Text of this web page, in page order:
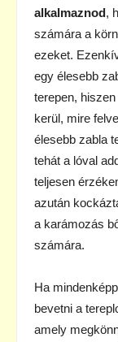
alkalmaznod,
számára a
ezeket.
egy élesebb
terepen,
kerül, mire
élesebb zabla
tehát a lóval
teljesen
azután
a karámozás
számára.
Ha
bevetni a
amely